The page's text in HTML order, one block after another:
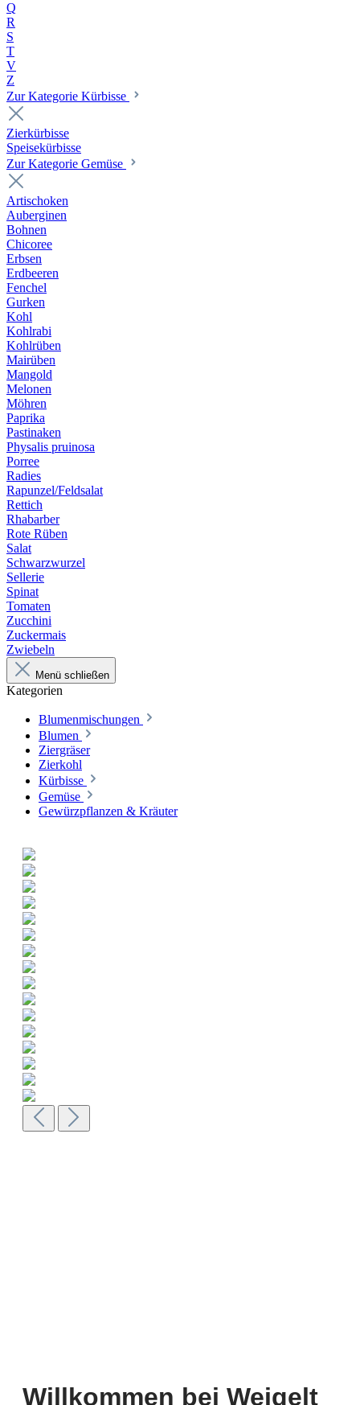
Q
R
S
T
V
Z
Zur Kategorie Kürbisse
Zierkürbisse
Speisekürbisse
Zur Kategorie Gemüse
Artischoken
Auberginen
Bohnen
Chicoree
Erbsen
Erdbeeren
Fenchel
Gurken
Kohl
Kohlrabi
Kohlrüben
Mairüben
Mangold
Melonen
Möhren
Paprika
Pastinaken
Physalis pruinosa
Porree
Radies
Rapunzel/Feldsalat
Rettich
Rhabarber
Rote Rüben
Salat
Schwarzwurzel
Sellerie
Spinat
Tomaten
Zucchini
Zuckermais
Zwiebeln
Menü schließen
Kategorien
Blumenmischungen
Blumen
Ziergräser
Zierkohl
Kürbisse
Gemüse
Gewürzpflanzen & Kräuter
Willkommen bei Weigelt